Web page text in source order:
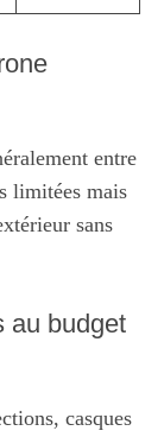
entre
limitées mais
sans
au budget
casques